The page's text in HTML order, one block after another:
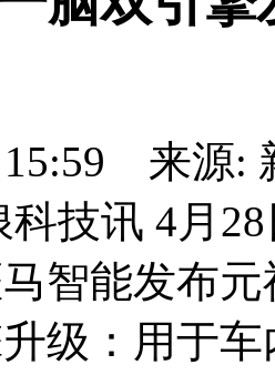
15:59 来
技讯 4月
智能发布
级：用于